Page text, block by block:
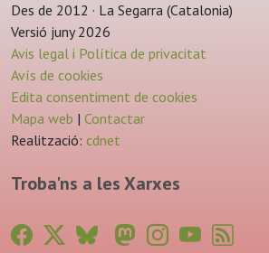
Des de 2012 · La Segarra (Catalonia)
Versió juny 2026
Avis legal i Política de privacitat
Avís de cookies
Edita consentiment de cookies
Mapa web | Contactar
Realització: cdnet
Troba'ns a les Xarxes